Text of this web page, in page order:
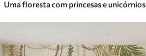
Uma floresta com princesas e unicórnios